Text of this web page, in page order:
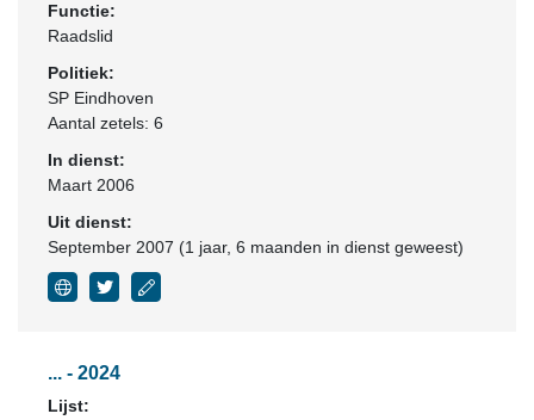
Functie:
Raadslid
Politiek:
SP Eindhoven
Aantal zetels: 6
In dienst:
Maart 2006
Uit dienst:
September 2007 (1 jaar, 6 maanden in dienst geweest)
... - 2024
Lijst: